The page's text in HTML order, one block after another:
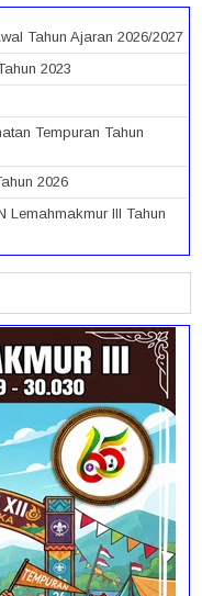
Tahun Ajaran 2026/2027
2023
Tempuran Tahun
2026
Lemahmakmur III Tahun